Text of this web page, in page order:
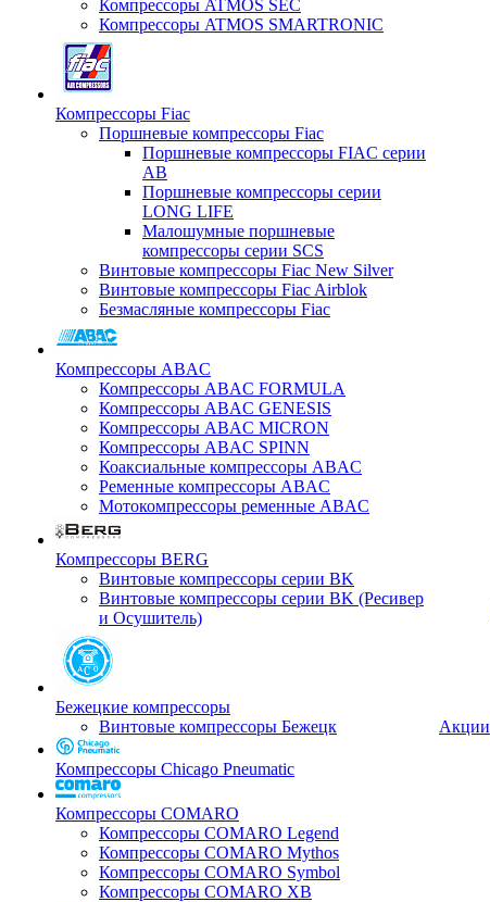
Компрессоры ATMOS SEC
Компрессоры ATMOS SMARTRONIC
Компрессоры Fiac
Поршневые компрессоры Fiac
Поршневые компрессоры FIAC серии
AB
Поршневые компрессоры серии
LONG LIFE
Малошумные поршневые
компрессоры серии SCS
Винтовые компрессоры Fiac New Silver
Винтовые компрессоры Fiac Airblok
Безмасляные компрессоры Fiac
Компрессоры ABAC
Компрессоры ABAC FORMULA
Компрессоры ABAC GENESIS
Компрессоры ABAC MICRON
Компрессоры ABAC SPINN
Коаксиальные компрессоры ABAC
Ременные компрессоры ABAC
Мотокомпрессоры ременные ABAC
Компрессоры BERG
Винтовые компрессоры серии BK
Винтовые компрессоры серии BK (Ресивер
и Осушитель)
Бежецкие компрессоры
Винтовые компрессоры Бежецк
Компрессоры Chicago Pneumatic
Компрессоры COMARO
Компрессоры COMARO Legend
Компрессоры COMARO Mythos
Компрессоры COMARO Symbol
Компрессоры COMARO XB
Акции